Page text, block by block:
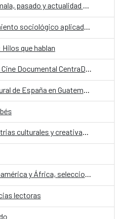
Conversaciones: Guatemala, pasado y actualidad en el valle de La Ermita
DramaTOURgia: pensamiento sociológico aplicado a la creación escénica
Hilos que hablan
Festival Internacional de Cine Documental CentraDoc
Agosto en el Centro Cultural de España en Guatemala
Diagnóstico de las industrias culturales y creativas en Guatemala
Doce proyectos de Iberoamérica y África, seleccionados en la convocatoria E·CO/26: Sobre el tiempo
lectoras